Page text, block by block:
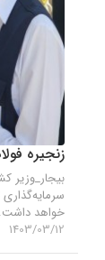
زنجیره
خواهد داشت.
1403/03/12